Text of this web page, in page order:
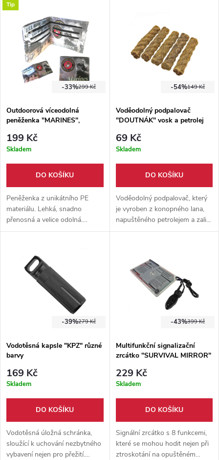
i historické akce. Každý kus je
data-testid="conversation-
turn-92" data-scroll-
anchor="true" data-
turn="assistant"
tabindex="-1"> Stylová
události i jako netradiční dárek
pro milovníky lesa.
Tip
299 Kč
-33%
Outdoorová víceodolná
peněženka "MARINES",
199 Kč
Skladem
DO KOŠÍKU
Peněženka z unikátního PE
materiálu. Lehká, snadno
přenosná a velice odolná.
Stylový desing s vojenskou
149 Kč
-54%
Voděodolný podpalovač
"DOUTNÁK" vosk a petrolej
69 Kč
Skladem
DO KOŠÍKU
Voděodolný podpalovač, který
je vyroben z konopného lana,
napuštěného petrolejem a zalité
voskem. Ideální pro rozdělávání
279 Kč
-39%
Vodotěsná kapsle "KPZ" různé
barvy
169 Kč
Skladem
DO KOŠÍKU
Vodotěsná úložná schránka,
sloužící k uchování nezbytného
vybavení nejen pro přežití.
399 Kč
-43%
Multifunkční signalizační
zrcátko "SURVIVAL MIRROR"
229 Kč
Skladem
DO KOŠÍKU
Signální zrcátko s 8 funkcemi,
které se mohou hodit nejen při
ztroskotání na opuštěném